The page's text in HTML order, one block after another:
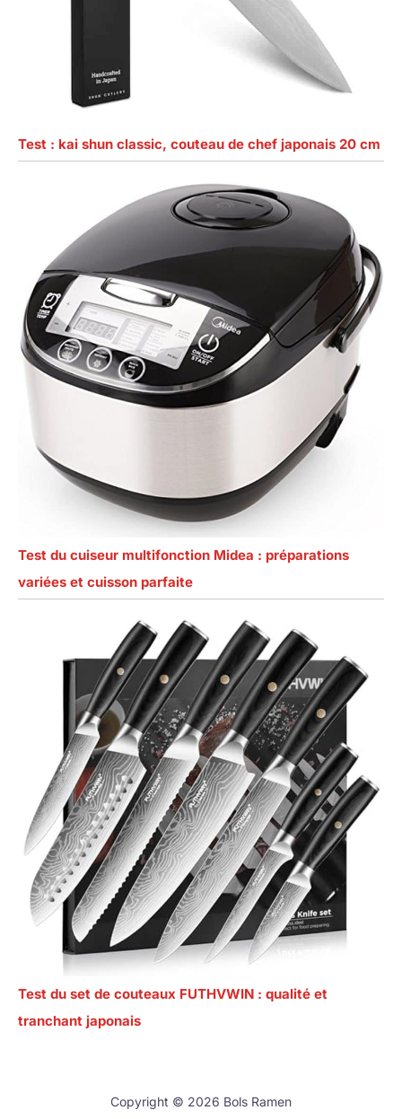
Test : kai shun classic, couteau de chef japonais 20 cm
Test du cuiseur multifonction Midea : préparations
variées et cuisson parfaite
Test du set de couteaux FUTHVWIN : qualité et
tranchant japonais
Copyright © 2026 Bols Ramen